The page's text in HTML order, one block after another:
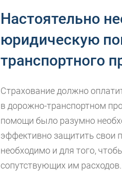
Настоятельно
юридическую
транспортного
Страхование должно
в дорожно-транспортном
помощи было разумно
эффективно защитить свои
необходимо и для того,
сопутствующих им расходов.